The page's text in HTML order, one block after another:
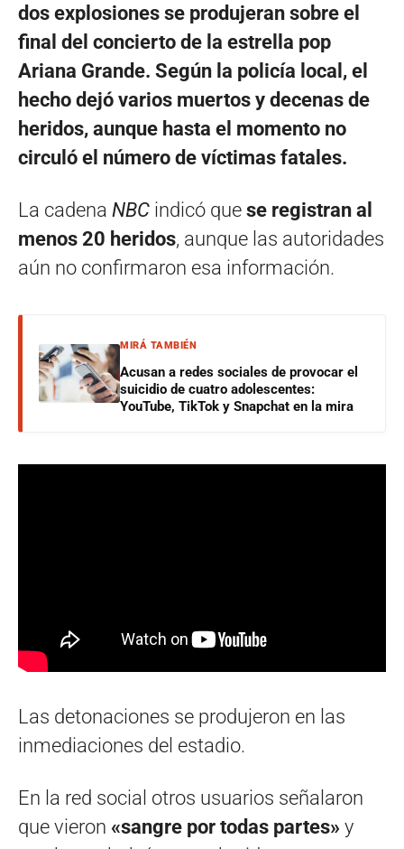
dos explosiones se produjeran sobre el
final del concierto de la estrella pop
Ariana Grande. Según la policía local, el
hecho dejó varios muertos y decenas de
heridos, aunque hasta el momento no
circuló el número de víctimas fatales.
La cadena NBC indicó que se registran al
menos 20 heridos, aunque las autoridades
aún no confirmaron esa información.
MIRÁ TAMBIÉN
Acusan a redes sociales de provocar el
suicidio de cuatro adolescentes:
YouTube, TikTok y Snapchat en la mira
Las detonaciones se produjeron en las
inmediaciones del estadio.
En la red social otros usuarios señalaron
que vieron «sangre por todas partes» y